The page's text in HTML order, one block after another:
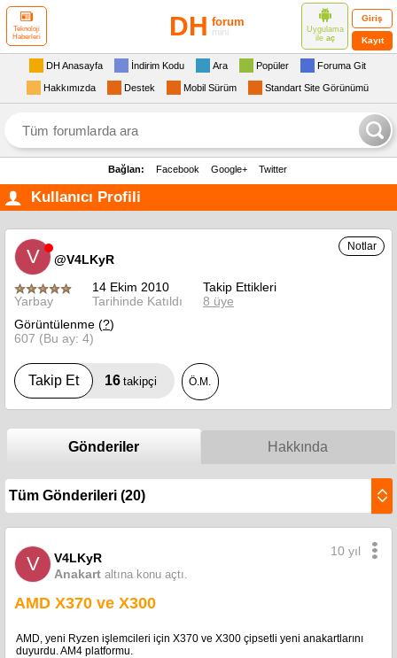
Teknoloji
Haberleri
DH forum
mini
Uygulama
ile aç
Giriş
Kayıt
DH Anasayfa İndirim Kodu Ara Popüler Foruma Git
Hakkımızda Destek Mobil Sürüm Standart Site Görünümü
Bağlan: Facebook Google+ Twitter
Kullanıcı Profili
V @V4LKyR
Notlar
Yarbay
14 Ekim 2010
Tarihinde Katıldı
Takip Ettikleri
8 üye
Görüntülenme (?)
607 (Bu ay: 4)
Takip Et 16 takipçi Ö.M.
Gönderiler Hakkında
V
V4LKyR
Anakart altına konu açtı.
10 yıl
AMD X370 ve X300
AMD, yeni Ryzen işlemcileri için X370 ve X300 çipsetli yeni anakartlarını
duyurdu. AM4 platformu.